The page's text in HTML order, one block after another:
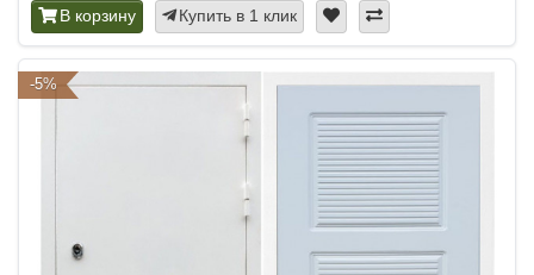
В корзину Купить в 1 клик
-5%